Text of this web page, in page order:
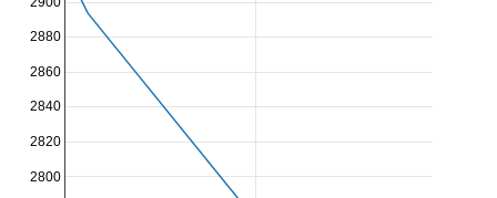
2800
2820
2840
2860
2880